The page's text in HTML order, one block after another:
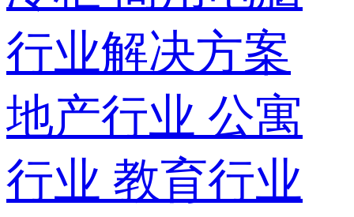
行业解决方案
地产行业 公寓
行业 教育行业